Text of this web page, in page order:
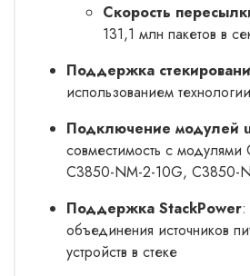
Скорость
131,1 млн пакетов в
Поддержка
использованием
Подключение модулей
совместимость с
C3850-NM-2-10G, C3850-
Поддержка StackPower:
объединения источников
устройств в стеке